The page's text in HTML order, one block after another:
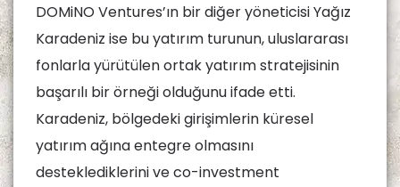
DOMiNO Ventures’ın bir diğer yöneticisi Yağız
Karadeniz ise bu yatırım turunun, uluslararası
fonlarla yürütülen ortak yatırım stratejisinin
başarılı bir örneği olduğunu ifade etti.
Karadeniz, bölgedeki girişimlerin küresel
yatırım ağına entegre olmasını
desteklediklerini ve co-investment